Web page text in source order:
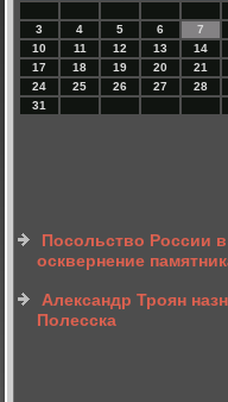
3
4 5 6 7
10
11 12 13 14
17
18 19 20 21
24
25 26 27 28
31
Посольство России
осквернение
Александр Троян
Полесска